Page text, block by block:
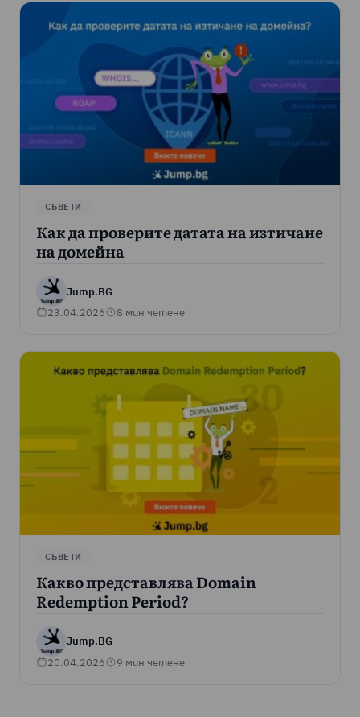
СЪВЕТИ
Как да проверите датата на изтичане
на домейна
Jump.BG
23.04.2026 8 мин четене
СЪВЕТИ
Какво представлява Domain
Redemption Period?
Jump.BG
20.04.2026 9 мин четене